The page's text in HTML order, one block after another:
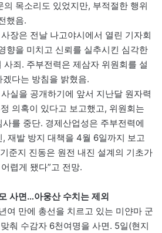
의 목소리도 있었지만, 부적절한 행위
했음.
장은 전날 나고야시에서 열린 기자회
향을 미치고 신뢰를 실추시킨 심각한
사죄. 주부전력은 제삼자 위원회를 설
다는 방침을 밝혔음.
실을 공개하기에 앞서 지난달 원자력
의혹이 있다고 보고했고, 위원회는
를 중단. 경제산업성은 주부전력에
재발 방지 대책을 4월 6일까지 보고
준지 진동은 원전 내진 설계의 기초가
렵게 됐다”고 전망.
사면…아웅산 수치는 제외
여 만에 총선을 치르고 있는 미얀마 군
춰 수감자 6천여명을 사면. 5일(현지